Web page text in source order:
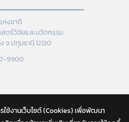
งชาติ
ตร์วิจัยและนวัตกรรม
จ.ปทุมธานี 12120
9900
ใช้งานเว็บไซต์ (Cookies) เพื่อพัฒนา